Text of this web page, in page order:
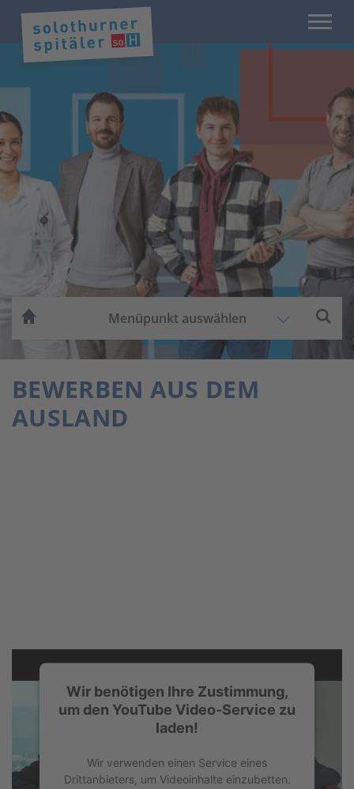
Menüpunkt auswählen
BEWERBEN AUS DEM
AUSLAND
Wir benötigen Ihre Zustimmung,
um den YouTube Video-Service zu
laden!
Wir verwenden einen Service eines
Drittanbieters, um Videoinhalte einzubetten.